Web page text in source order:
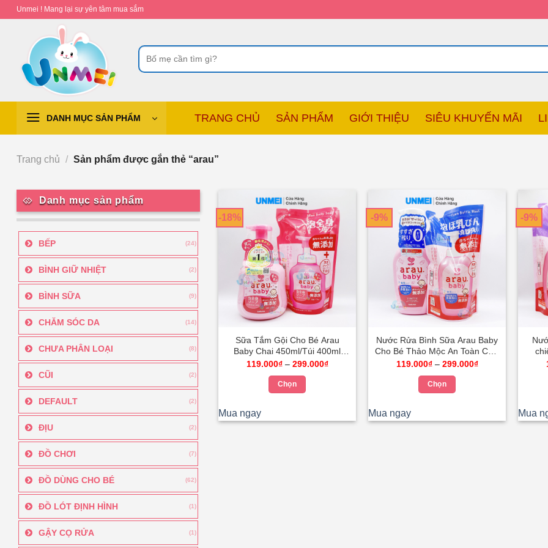
Chuyển
đến
Unmei ! Mang lại sự yên tâm mua sắm
Tìm
kiếm:
DANH MỤC SẢN PHẨM TRANG CHỦ SẢN PHẨM GIỚI THIỆU SIÊU KHUYẾN MÃI
Trang chủ / Sản phẩm được gắn thẻ “arau”
Danh mục sản phẩm
BẾP (24)
BÌNH GIỮ NHIỆT (2)
BÌNH SỮA (9)
CHĂM SÓC DA (14)
CHƯA PHÂN LOẠI (8)
CŨI (2)
DEFAULT (2)
ĐỊU (2)
ĐỒ CHƠI (7)
ĐỒ DÙNG CHO BÉ (62)
ĐỒ LÓT ĐỊNH HÌNH (1)
GẬY CỌ RỬA (1)
-18%
Sữa Tắm Gội Cho Bé Arau
Baby Chai 450ml/Túi 400ml
100% Thảo Mộc Tự Nhiên Bảo
119.000₫ – 299.000₫Khoảng
Chọn
Mua ngay
-9%
Nước Rửa Bình Sữa Arau Baby
Cho Bé Thảo Mộc An Toàn Chai
500ml/ Túi 450ml
119.000₫ – 299.000₫Khoảng
Chọn
Mua ngay
-9%
Mua